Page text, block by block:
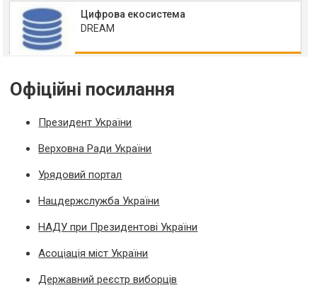
Цифрова екосистема
DREAM
Офіційні посилання
Президент України
Верховна Ради України
Урядовий портал
Нацдержслужба України
НАДУ при Президентові України
Асоціація міст України
Державний реєстр виборців